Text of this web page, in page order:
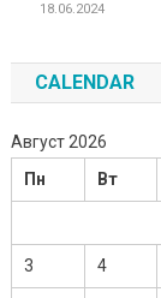
18.06.2024
CALENDAR
Август 2026
Пн
Вт
3 4